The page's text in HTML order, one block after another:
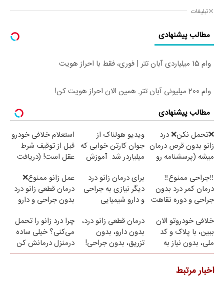
تبلیغات
مطالب پیشنهادی
وام 15 میلیاردی آبان تتر | فوری، فقط با احراز هویت
وام 200 میلیونی آبان تتر. همین الان احراز هویت کن!
مطالب پیشنهادی
❌تحمل نکن❌ درد
زانو بدون قرص درمان
میشه (پرسشنامه رو
ویدیو هولناک از
جوان کارتن خوابی که
میلیاردر شد. آموزش
استعلام خلافی خودرو
قبل از توقیف شرط
عقل است! (دریافت
‼️جراحی ممنوع‼️
درمان کمر درد بدون
جراحی و دوره نقاهت
برای درمان زانو درد
دیگر نیازی به جراحی
و دارو شیمیایی
عمل زانو ممنوع❌
درمان قطعی زانو درد
بدون جراحی و دارو
خلافی خودروتو الان
ببین، با پلاک و کد
ملی، بدون نیاز به
مراجعه حضوری
درمان قطعی زانو درد،
بدون دارو، بدون
تزریق، بدون جراحی!
(پرسش‌نامه)
چرا درد زانو را تحمل
می‌کنی؟ خیلی ساده
درمنزل درمانش کن
اخبار مرتبط